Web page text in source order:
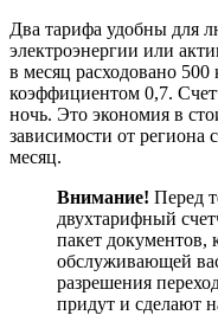
Два тарифа удобны для
электроэнергии или
в месяц расходовано
коэффициентом 0,7.
ночь. Это экономия в
зависимости от региона
месяц.
Внимание! Перед
двухтарифный
пакет документов,
обслуживающей
разрешения
придут и сделают